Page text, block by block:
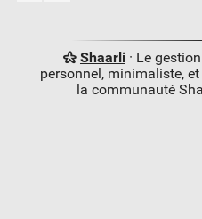
Shaarli· Le
personnel, minimaliste,
la communauté